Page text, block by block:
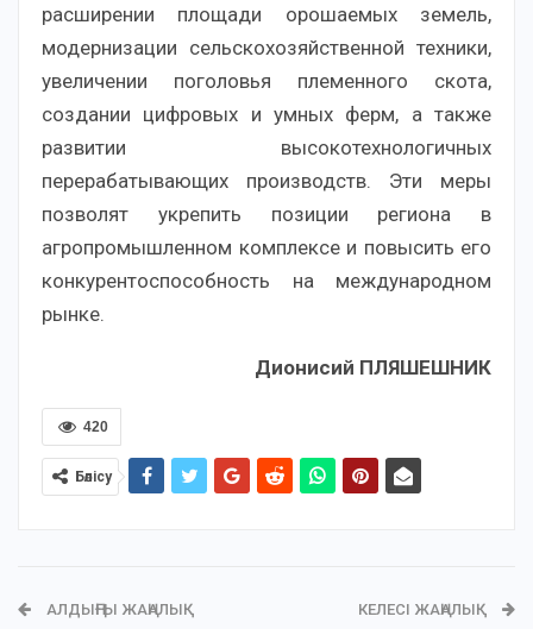
расширении площади орошаемых земель,
модернизации сельскохозяйственной техники,
увеличении поголовья племенного скота,
создании цифровых и умных ферм, а также
развитии высокотехнологичных
перерабатывающих производств. Эти меры
позволят укрепить позиции региона в
агропромышленном комплексе и повысить его
конкурентоспособность на международном
рынке.
Дионисий ПЛЯШЕШНИК
420
Бөлісу
АЛДЫҢҒЫ ЖАҢАЛЫҚ КЕЛЕСІ ЖАҢАЛЫҚ